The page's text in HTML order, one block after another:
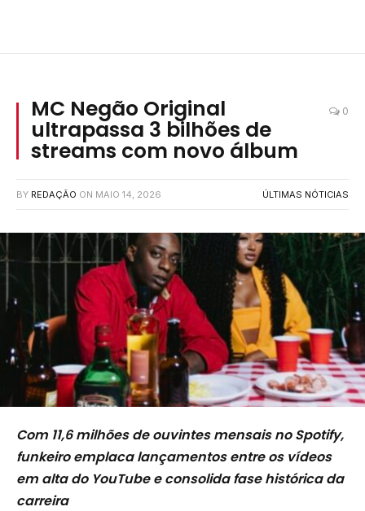
MC Negão Original
ultrapassa 3 bilhões de
streams com novo álbum
0
BY REDAÇÃO ON MAIO 14, 2026 ÚLTIMAS NÓTICIAS
Com 11,6 milhões de ouvintes mensais no Spotify,
funkeiro emplaca lançamentos entre os vídeos
em alta do YouTube e consolida fase histórica da
carreira